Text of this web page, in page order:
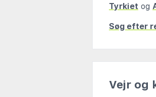
Tyrkiet og
Søg efter
Vejr og